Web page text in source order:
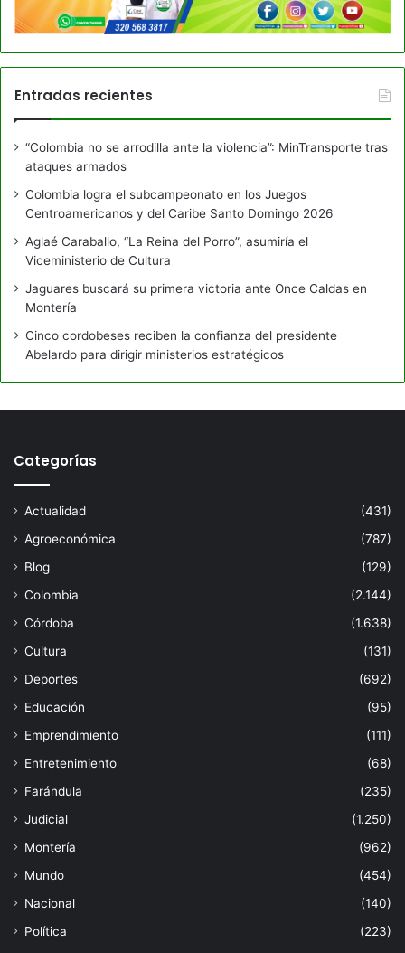
Entradas recientes
“Colombia no se arrodilla ante la violencia”: MinTransporte tras
ataques armados
Colombia logra el subcampeonato en los Juegos
Centroamericanos y del Caribe Santo Domingo 2026
Aglaé Caraballo, “La Reina del Porro”, asumiría el
Viceministerio de Cultura
Jaguares buscará su primera victoria ante Once Caldas en
Montería
Cinco cordobeses reciben la confianza del presidente
Abelardo para dirigir ministerios estratégicos
Categorías
Actualidad
(431)
Agroeconómica
(787)
Blog
(129)
Colombia
(2.144)
Córdoba
(1.638)
Cultura
(131)
Deportes
(692)
Educación
(95)
Emprendimiento
(111)
Entretenimiento
(68)
Farándula
(235)
Judicial
(1.250)
Montería
(962)
Mundo
(454)
Nacional
(140)
Política
(223)